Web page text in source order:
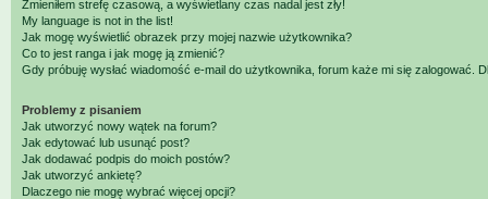
Zmieniłem strefę czasową, a wyświetlany czas nadal jest zły!
My language is not in the list!
Jak mogę wyświetlić obrazek przy mojej nazwie użytkownika?
Co to jest ranga i jak mogę ją zmienić?
Gdy próbuję wysłać wiadomość e-mail do użytkownika, forum każe mi się zalogować.
Problemy z pisaniem
Jak utworzyć nowy wątek na forum?
Jak edytować lub usunąć post?
Jak dodawać podpis do moich postów?
Jak utworzyć ankietę?
Dlaczego nie mogę wybrać więcej opcji?